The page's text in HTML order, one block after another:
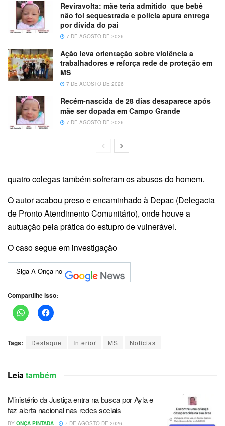
Reviravolta: mãe teria admitido que bebê
não foi sequestrada e polícia apura entrega
por dívida do pai
7 DE AGOSTO DE 2026
Ação leva orientação sobre violência a
trabalhadores e reforça rede de proteção em
MS
7 DE AGOSTO DE 2026
Recém-nascida de 28 dias desaparece após
mãe ser dopada em Campo Grande
7 DE AGOSTO DE 2026
quatro colegas também sofreram os abusos do homem.
O autor acabou preso e encaminhado à Depac (Delegacia
de Pronto Atendimento Comunitário), onde houve a
autuação pela prática do estupro de vulnerável.
O caso segue em investigação
Siga A Onça no
Compartilhe isso:
Tags: Destaque Interior MS Notícias
Leiatambém
Ministério da Justiça entra na busca por Ayla e
faz alerta nacional nas redes sociais
BY ONÇA PINTADA 7 DE AGOSTO DE 2026